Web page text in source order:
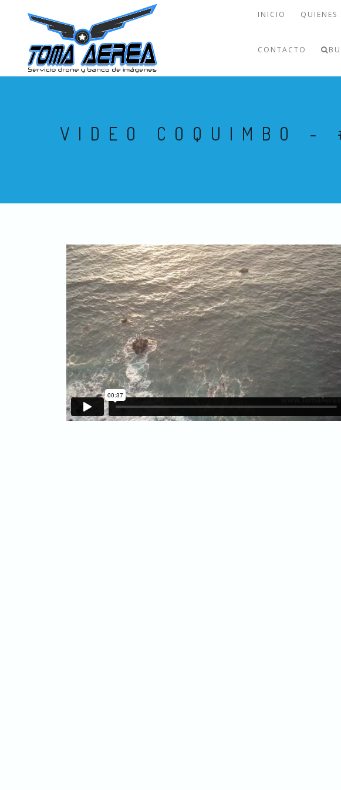
INICIO QUIENES
CONTACTO
VIDEO COQUIMBO -